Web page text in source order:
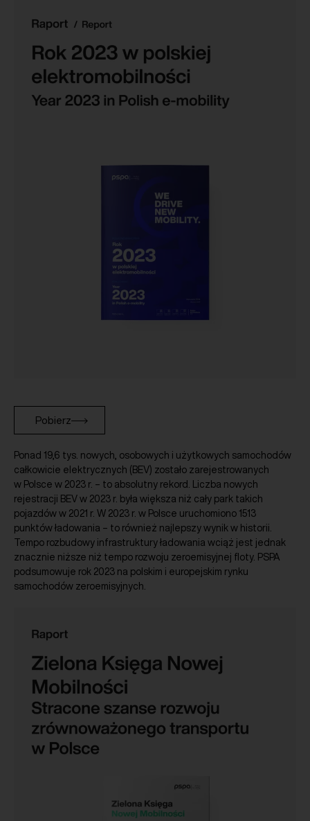
Pobierz
Ponad 19,6 tys. nowych, osobowych i użytkowych samochodów
całkowicie elektrycznych (BEV) zostało zarejestrowanych
w Polsce w 2023 r. – to absolutny rekord. Liczba nowych
rejestracji BEV w 2023 r. była większa niż cały park takich
pojazdów w 2021 r. W 2023 r. w Polsce uruchomiono 1513
punktów ładowania – to również najlepszy wynik w historii.
Tempo rozbudowy infrastruktury ładowania wciąż jest jednak
znacznie niższe niż tempo rozwoju zeroemisyjnej floty. PSPA
podsumowuje rok 2023 na polskim i europejskim rynku
samochodów zeroemisyjnych.